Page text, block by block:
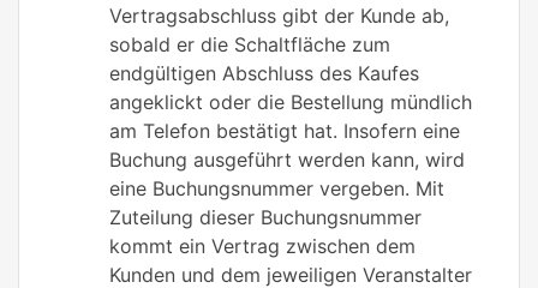
Vertragsabschluss gibt der Kunde ab,
sobald er die Schaltfläche zum
endgültigen Abschluss des Kaufes
angeklickt oder die Bestellung mündlich
am Telefon bestätigt hat. Insofern eine
Buchung ausgeführt werden kann, wird
eine Buchungsnummer vergeben. Mit
Zuteilung dieser Buchungsnummer
kommt ein Vertrag zwischen dem
Kunden und dem jeweiligen Veranstalter